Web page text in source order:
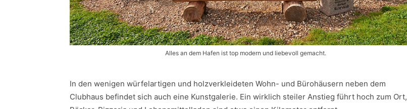
Alles an dem Hafen ist top modern und liebevoll gemacht.
In den wenigen würfelartigen und holzverkleideten Wohn- und Bürohäusern neben dem
Clubhaus befindet sich auch eine Kunstgalerie. Ein wirklich steiler Anstieg führt hoch zum Ort,